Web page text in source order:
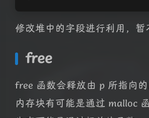
修改堆中的字段进行利用，暂
free
free 函数会释放由 p 所指向
内存块有可能是通过 malloc